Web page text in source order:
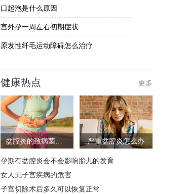
口起泡是什么原因
宫外孕一周左右初期症状
原发性纤毛运动障碍怎么治疗
健康热点 更多
盆腔炎的致病菌有哪些 严重盆腔炎怎么办
孕期有盆腔炎会不会影响胎儿的发育
女人无子宫疾病的危害
子宫切除术后多久可以恢复正常